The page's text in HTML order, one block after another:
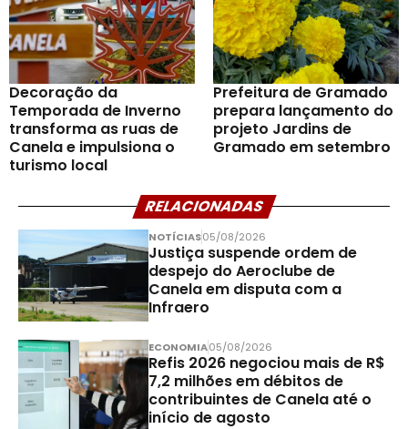
Decoração da
Temporada de Inverno
transforma as ruas de
Canela e impulsiona o
turismo local
Prefeitura de Gramado
prepara lançamento do
projeto Jardins de
Gramado em setembro
RELACIONADAS
NOTÍCIAS05/08/2026
Justiça suspende ordem de
despejo do Aeroclube de
Canela em disputa com a
Infraero
ECONOMIA05/08/2026
Refis 2026 negociou mais de R$
7,2 milhões em débitos de
contribuintes de Canela até o
início de agosto